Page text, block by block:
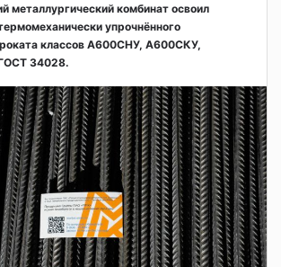
металлургический комбинат освоил
упрочнённого
классов А600СНУ, А600СКУ,
34028.